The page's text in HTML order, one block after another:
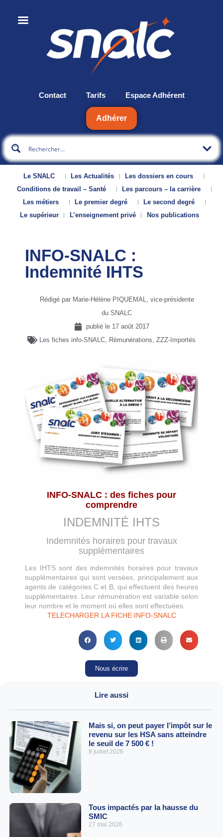
Contact Tarifs Espace Adhérent
Adhérer
Le SNALC Les Actualités
Les dossiers en cours
Conditions de travail – Santé
Les parcours – la carrière
Les métiers
Le premier degré
Le second degré
Le supérieur
L’enseignement privé Nos publications
INFO-SNALC :
Indemnité IHTS
Rédigé par Marie-Hélène PIQUEMAL, vice-présidente
du SNALC
publié le 17 août 2017
Les fiches info-SNALC, Rémunérations, ZZZ-Importés
INFO-SNALC : des fiches pour
comprendre
INDEMNITÉ IHTS
Indemnités horaires pour travaux
supplémentaires
Les IHTS sont des indemnités horaires pour travaux
supplémentaires qui sont versées, principalement aux
agents de catégories C et B, qui effectuent des heures
supplémentaires. Leur rémunération est variable selon
leur nombre et le moment où elles sont effectuées.
TELECHARGER LA FICHE INFO-SNALC
Nous écrire
Lire aussi
Mais si, on peut payer l’impôt sur le
revenu sur les HSA sans atteindre
le seuil de 7 500 € !
8 juillet 2026
Tous impactés par la hausse du
SMIC
27 mai 2026